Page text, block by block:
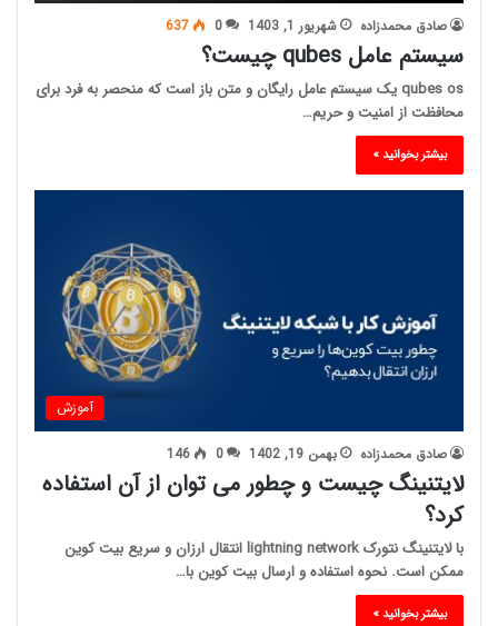
صادق محمدزاده شهریور 1, 1403 0
637
سیستم عامل qubes چیست؟
qubes os یک سیستم عامل رایگان و متن باز است که منحصر به فرد برای
محافظت از امنیت و حریم…
بیشتر بخوانید »
آموزش
صادق محمدزاده بهمن 19, 1402 0
146
لایتنینگ چیست و چطور می توان از آن استفاده
کرد؟
با لایتنینگ نتورک lightning network انتقال ارزان و سریع بیت کوین
ممکن است. نحوه استفاده و ارسال بیت کوین با…
بیشتر بخوانید »